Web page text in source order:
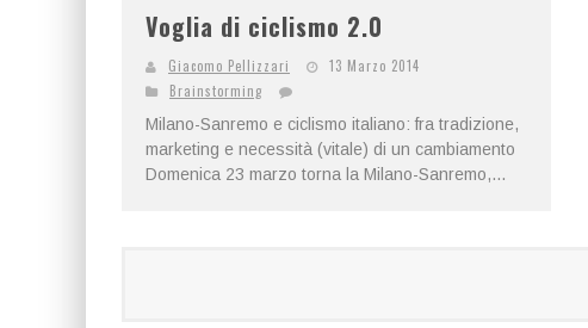
Voglia di ciclismo 2.0
Giacomo Pellizzari
13 Marzo 2014
Brainstorming
Milano-Sanremo e ciclismo italiano: fra tradizione,
marketing e necessità (vitale) di un cambiamento
Domenica 23 marzo torna la Milano-Sanremo,...